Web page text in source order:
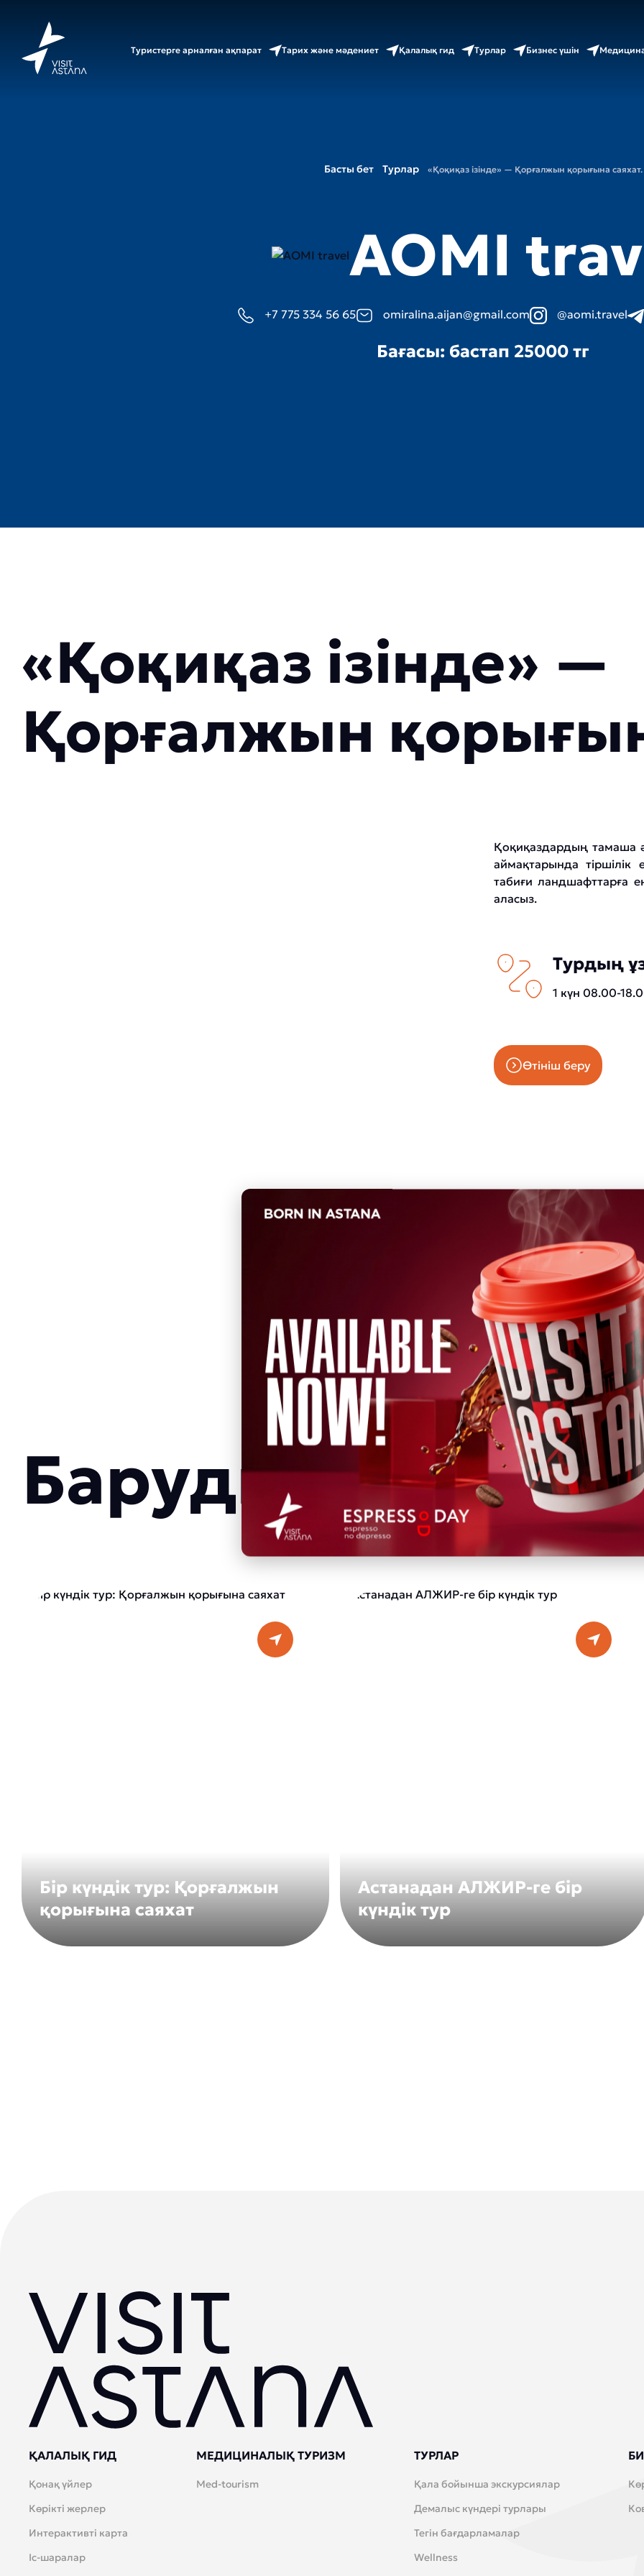
Туристерге арналған ақпарат Тарих және мәдениет Қалалық гид Турлар Бизнес үшін
Басты бет Турлар «Қоқиқаз ізінде» — Қорғалжын қорығына саяхат.
AOMI
+7 775 334 56 65 omiralina.aijan@gmail.com @aomi.travel
Бағасы: бастап 25000 тг
«Қоқиқаз ізінде» —
Қорғалжын
Қоқиқаздардың тамаша
аймақтарында тіршілік
табиғи ландшафттарға
аласыз.
Турдың
1 күн 08.00-
Өтініш беру
Баруды
Бір күндік тур: Қорғалжын
қорығына саяхат
Астанадан АЛЖИР-ге бір
күндік тур
ҚАЛАЛЫҚ ГИД
Қонақ үйлер
Көрікті жерлер
Интерактивті карта
Іс-шаралар
МЕДИЦИНАЛЫҚ ТУРИЗМ
Med-tourism
ТУРЛАР
Қала бойынша экскурсиялар
Демалыс күндері турлары
Тегін бағдарламалар
Wellness